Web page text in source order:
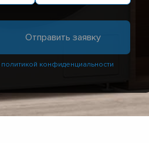
политикой конфиденциальности